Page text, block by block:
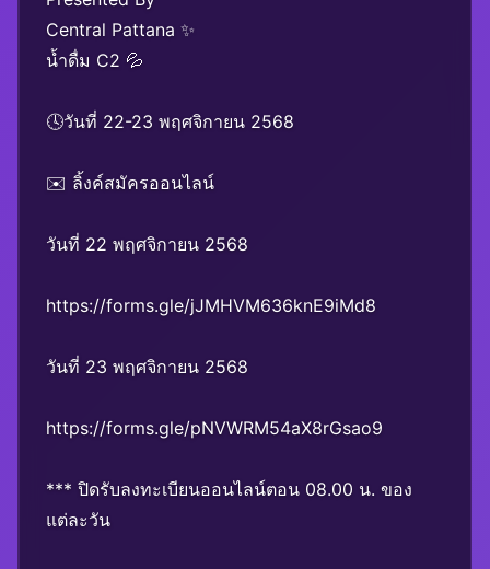
Central Pattana ✨
น้ำดื่ม C2 💦
🕓วันที่ 22-23 พฤศจิกายน 2568
✉️ ลิ้งค์สมัครออนไลน์
วันที่ 22 พฤศจิกายน 2568
https://forms.gle/jJMHVM636knE9iMd8
วันที่ 23 พฤศจิกายน 2568
https://forms.gle/pNVWRM54aX8rGsao9
*** ปิดรับลงทะเบียนออนไลน์ตอน 08.00 น. ของ
แต่ละวัน